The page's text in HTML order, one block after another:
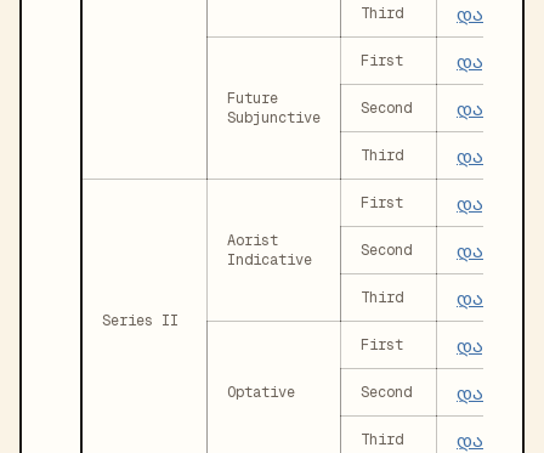
Third
Future
Subjunctive
First
Second
Third
Series II
Aorist
Indicative
First
Second
Third
Optative
First
Second
Third